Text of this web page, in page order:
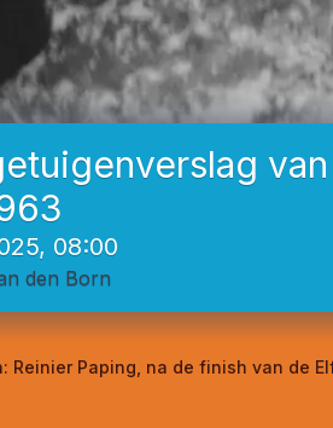
08:00
den Born
Reinier Paping, na de finish van de